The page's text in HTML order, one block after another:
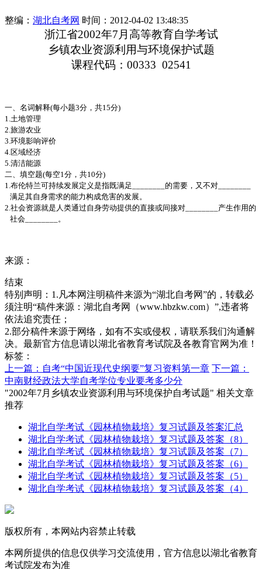
整编： 湖北自考网 时间：2012-04-02 13:48:35
浙江省2002年7 月高等教育自学考试
乡镇农业资源利用与环境保护试题
课程代码： 00333 02541
一、名词解释(每小题3分，共15分)
1. 土地管理
2. 旅游农业
3. 环境影响评价
4. 区域经济
5. 清洁能源
二、填空题(每空1 分，共10分)
1. 布伦特兰可持续发展定义是指既满足 的需要，又不对
满足其自身需求的能力构成危害的发展。
2. 社会资源就是人类通过自身劳动提供的直接或间接对
产生作用的
社会
。
来源：
结束
特别声明：1.凡本网注明稿件来源为“湖北自考网”的，转载必
须注明“稿件来源：湖北自考网（www.hbzkw.com）”,违者将
依法追究责任；
2.部分稿件来源于网络，如有不实或侵权，请联系我们沟通解
决。最新官方信息请以湖北省教育考试院及各教育官网为准！
标签：
上一篇：自考“中国近现代史纲要”复习资料第一章 下一篇：
中南财经政法大学自考学位专业要考多少分
"2002年7月乡镇农业资源利用与环境保护自考试题" 相关文章
推荐
湖北自学考试《园林植物栽培》复习试题及答案汇总
湖北自学考试《园林植物栽培》复习试题及答案（8）
湖北自学考试《园林植物栽培》复习试题及答案（7）
湖北自学考试《园林植物栽培》复习试题及答案（6）
湖北自学考试《园林植物栽培》复习试题及答案（5）
湖北自学考试《园林植物栽培》复习试题及答案（4）
版权所有，本网站内容禁止转载
本网所提供的信息仅供学习交流使用，官方信息以湖北省教育
考试院发布为准